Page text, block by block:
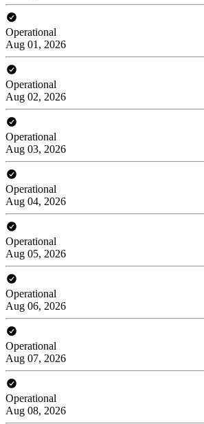
Operational
Aug 01, 2026
Operational
Aug 02, 2026
Operational
Aug 03, 2026
Operational
Aug 04, 2026
Operational
Aug 05, 2026
Operational
Aug 06, 2026
Operational
Aug 07, 2026
Operational
Aug 08, 2026